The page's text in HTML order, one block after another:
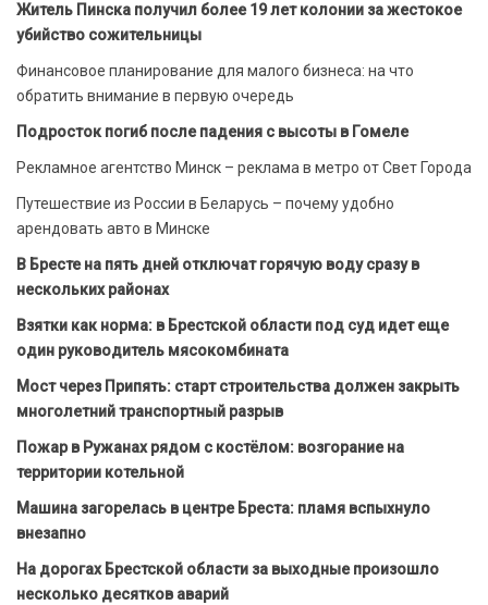
Житель Пинска получил более 19 лет колонии за жестокое
убийство сожительницы
Финансовое планирование для малого бизнеса: на что
обратить внимание в первую очередь
Подросток погиб после падения с высоты в Гомеле
Рекламное агентство Минск – реклама в метро от Свет Города
Путешествие из России в Беларусь – почему удобно
арендовать авто в Минске
В Бресте на пять дней отключат горячую воду сразу в
нескольких районах
Взятки как норма: в Брестской области под суд идет еще
один руководитель мясокомбината
Мост через Припять: старт строительства должен закрыть
многолетний транспортный разрыв
Пожар в Ружанах рядом с костёлом: возгорание на
территории котельной
Машина загорелась в центре Бреста: пламя вспыхнуло
внезапно
На дорогах Брестской области за выходные произошло
несколько десятков аварий